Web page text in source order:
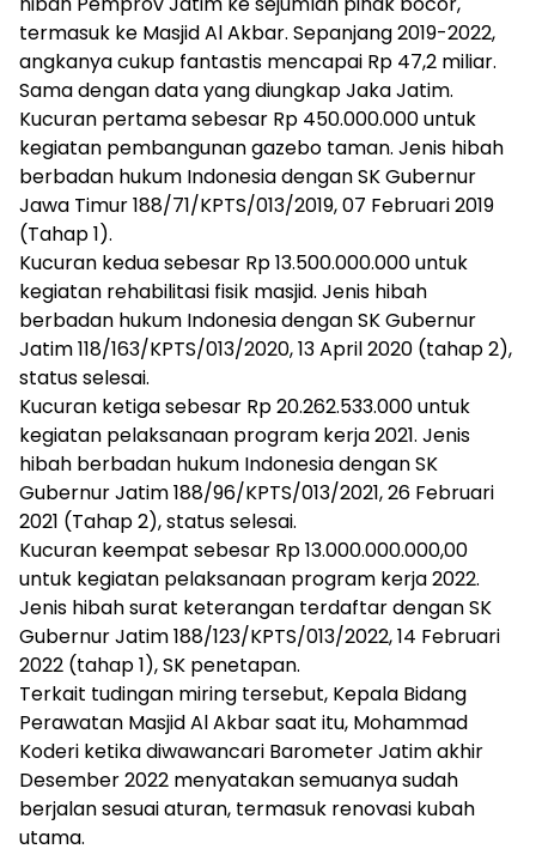
termasuk ke Masjid Al Akbar. Sepanjang 2019-2022,
angkanya cukup fantastis mencapai Rp 47,2 miliar.
Sama dengan data yang diungkap Jaka Jatim.
Kucuran pertama sebesar Rp 450.000.000 untuk
kegiatan pembangunan gazebo taman. Jenis hibah
berbadan hukum Indonesia dengan SK Gubernur
Jawa Timur 188/71/KPTS/013/2019, 07 Februari 2019
(Tahap 1).
Kucuran kedua sebesar Rp 13.500.000.000 untuk
kegiatan rehabilitasi fisik masjid. Jenis hibah
berbadan hukum Indonesia dengan SK Gubernur
Jatim 118/163/KPTS/013/2020, 13 April 2020 (tahap 2),
status selesai.
Kucuran ketiga sebesar Rp 20.262.533.000 untuk
kegiatan pelaksanaan program kerja 2021. Jenis
hibah berbadan hukum Indonesia dengan SK
Gubernur Jatim 188/96/KPTS/013/2021, 26 Februari
2021 (Tahap 2), status selesai.
Kucuran keempat sebesar Rp 13.000.000.000,00
untuk kegiatan pelaksanaan program kerja 2022.
Jenis hibah surat keterangan terdaftar dengan SK
Gubernur Jatim 188/123/KPTS/013/2022, 14 Februari
2022 (tahap 1), SK penetapan.
Terkait tudingan miring tersebut, Kepala Bidang
Perawatan Masjid Al Akbar saat itu, Mohammad
Koderi ketika diwawancari Barometer Jatim akhir
Desember 2022 menyatakan semuanya sudah
berjalan sesuai aturan, termasuk renovasi kubah
utama.